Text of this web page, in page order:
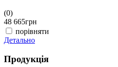
(0)
48 665грн
порівняти
Детально
Продукція